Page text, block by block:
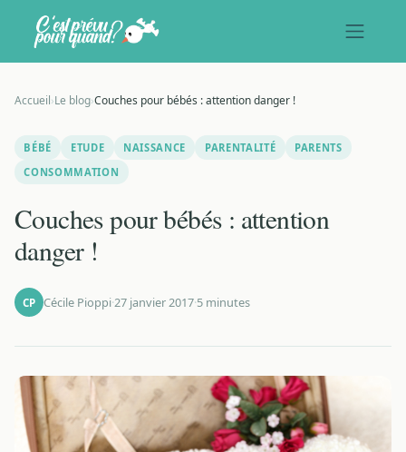
Accueil›Le blog›Couches pour bébés : attention danger !
BÉBÉ ETUDE NAISSANCE PARENTALITÉ
PARENTS
CONSOMMATION
Couches pour bébés : attention
danger !
CP Cécile Pioppi·27 janvier 2017·5 minutes